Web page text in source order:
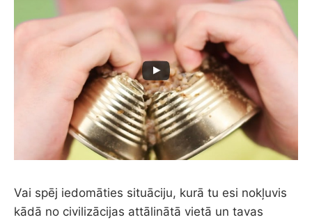
Vai spēj iedomāties situāciju, kurā tu esi nokļuvis
kādā no civilizācijas attālinātā vietā un tavas